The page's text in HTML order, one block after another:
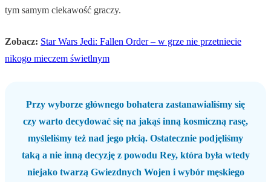
tym samym ciekawość graczy.
Zobacz: Star Wars Jedi: Fallen Order – w grze nie przetniecie
nikogo mieczem świetlnym
Przy wyborze głównego bohatera zastanawialiśmy się
czy warto decydować się na jakąś inną kosmiczną rasę,
myśleliśmy też nad jego płcią. Ostatecznie podjęliśmy
taką a nie inną decyzję z powodu Rey, która była wtedy
niejako twarzą Gwiezdnych Wojen i wybór męskiego